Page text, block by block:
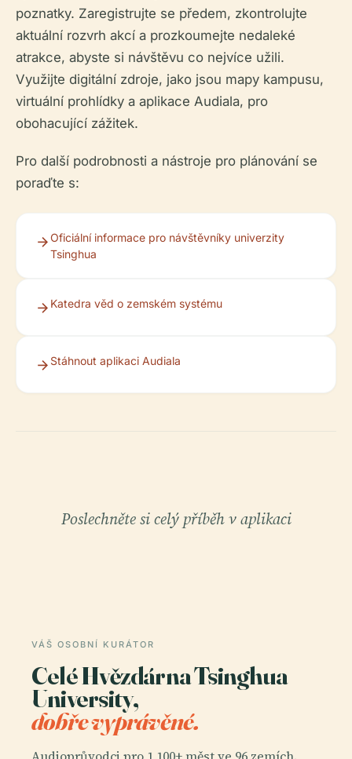
poznatky. Zaregistrujte se předem, zkontrolujte
aktuální rozvrh akcí a prozkoumejte nedaleké
atrakce, abyste si návštěvu co nejvíce užili.
Využijte digitální zdroje, jako jsou mapy kampusu,
virtuální prohlídky a aplikace Audiala, pro
obohacující zážitek.
Pro další podrobnosti a nástroje pro plánování se
poraďte s:
Oficiální informace pro návštěvníky univerzity
Tsinghua
Katedra věd o zemském systému
Stáhnout aplikaci Audiala
Poslechněte si celý příběh v aplikaci
VÁŠ OSOBNÍ KURÁTOR
Celé Hvězdárna Tsinghua
University,
dobře vyprávěné.
Audioprůvodci pro 1 100+ měst ve 96 zemích.